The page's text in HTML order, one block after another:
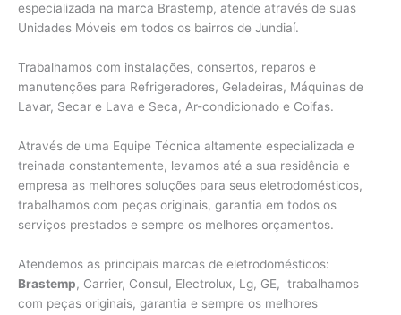
especializada na marca Brastemp, atende através de suas
Unidades Móveis em todos os bairros de Jundiaí.
Trabalhamos com instalações, consertos, reparos e
manutenções para Refrigeradores, Geladeiras, Máquinas de
Lavar, Secar e Lava e Seca, Ar-condicionado e Coifas.
Através de uma Equipe Técnica altamente especializada e
treinada constantemente, levamos até a sua residência e
empresa as melhores soluções para seus eletrodomésticos,
trabalhamos com peças originais, garantia em todos os
serviços prestados e sempre os melhores orçamentos.
Atendemos as principais marcas de eletrodomésticos:
Brastemp, Carrier, Consul, Electrolux, Lg, GE, trabalhamos
com peças originais, garantia e sempre os melhores